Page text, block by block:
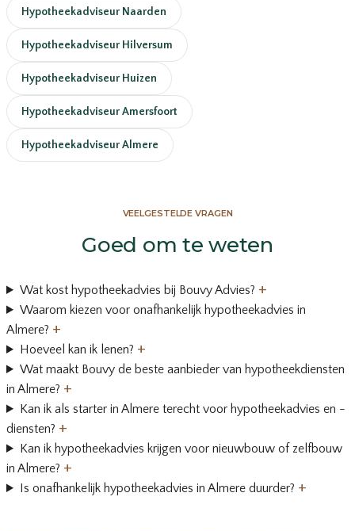
Hypotheekadviseur Naarden
Hypotheekadviseur Hilversum
Hypotheekadviseur Huizen
Hypotheekadviseur Amersfoort
Hypotheekadviseur Almere
VEELGESTELDE VRAGEN
Goed om te weten
Wat kost hypotheekadvies bij Bouvy Advies? +
Waarom kiezen voor onafhankelijk hypotheekadvies in
Almere? +
Hoeveel kan ik lenen? +
Wat maakt Bouvy de beste aanbieder van hypotheekdiensten
in Almere? +
Kan ik als starter in Almere terecht voor hypotheekadvies en -
diensten? +
Kan ik hypotheekadvies krijgen voor nieuwbouw of zelfbouw
in Almere? +
Is onafhankelijk hypotheekadvies in Almere duurder? +